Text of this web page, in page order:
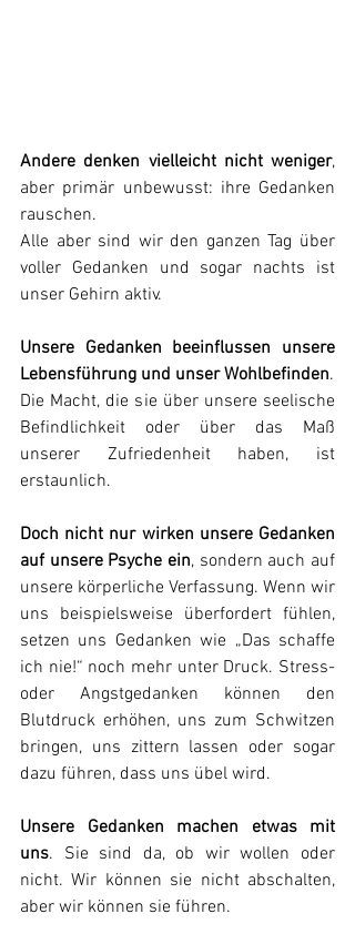
Andere denken vielleicht nicht weniger,
aber primär unbewusst: ihre Gedanken
rauschen.
Alle aber sind wir den ganzen Tag über
voller Gedanken und sogar nachts ist
unser Gehirn aktiv.
Unsere Gedanken beeinflussen unsere
Lebensführung und unser Wohlbefinden.
Die Macht, die sie über unsere seelische
Befindlichkeit oder über das Maß
unserer Zufriedenheit haben, ist
erstaunlich.
Doch nicht nur wirken unsere Gedanken
auf unsere Psyche ein, sondern auch auf
unsere körperliche Verfassung. Wenn wir
uns beispielsweise überfordert fühlen,
setzen uns Gedanken wie „Das schaffe
ich nie!“ noch mehr unter Druck. Stress-
oder Angstgedanken können den
Blutdruck erhöhen, uns zum Schwitzen
bringen, uns zittern lassen oder sogar
dazu führen, dass uns übel wird.
Unsere Gedanken machen etwas mit
uns. Sie sind da, ob wir wollen oder
nicht. Wir können sie nicht abschalten,
aber wir können sie führen.